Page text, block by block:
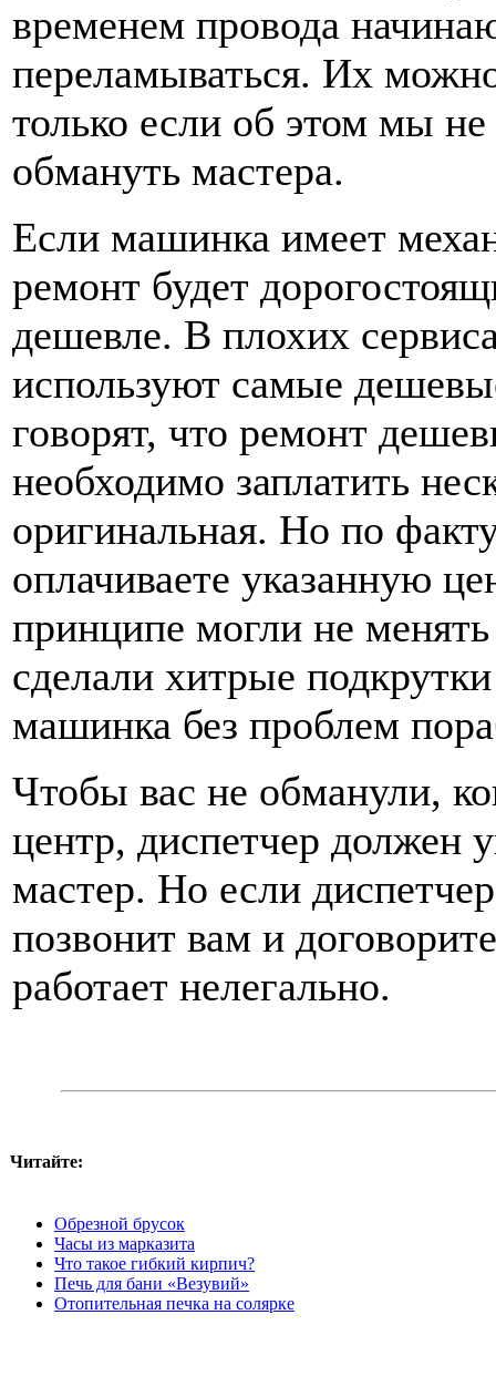
временем провода
переламываться. Их
только если об этом мы
обмануть мастера.
Если машинка имеет
ремонт будет
дешевле. В плохих
используют самые
говорят, что ремонт
необходимо заплатить
оригинальная. Но по
оплачиваете указанную
принципе могли не
сделали хитрые
машинка без проблем
Чтобы вас не обманули,
центр, диспетчер должен
мастер. Но если
позвонит вам и
работает нелегально.
Читайте:
Обрезной брусок
Часы из марказита
Что такое гибкий кирпич?
Печь для бани «Везувий»
Отопительная печка на солярке